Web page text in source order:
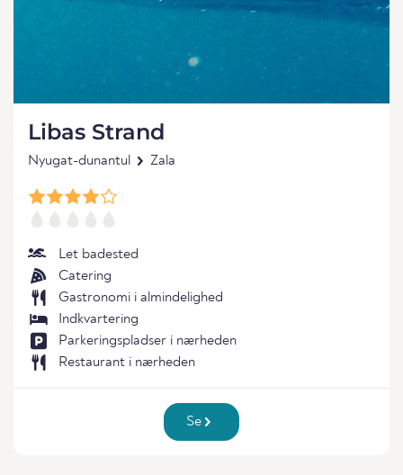
Libas Strand
Nyugat-dunantul Zala
Let badested
Catering
Gastronomi i almindelighed
Indkvartering
Parkeringspladser i nærheden
Restaurant i nærheden
Se